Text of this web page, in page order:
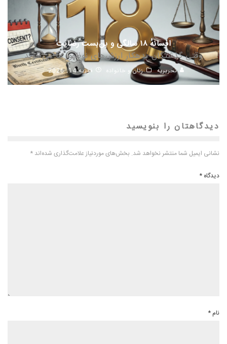
افسانهٔ ۱۸ سالگی و بن‌بست رضایت
وقتی گذشتگان بدهکارِ ارزش‌های نوظهور ما می‌شوند
تحریریه زنان و خانواده فوریه 14, 2026
دیدگاهتان را بنویسید
نشانی ایمیل شما منتشر نخواهد شد. بخش‌های موردنیاز علامت‌گذاری شده‌اند *
دیدگاه *
نام *